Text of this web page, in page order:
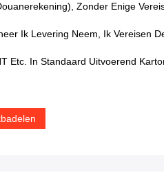
Zonder Enige
Ik Levering Neem, Ik Vereisen
Etc. In Standaard Uitvoerend